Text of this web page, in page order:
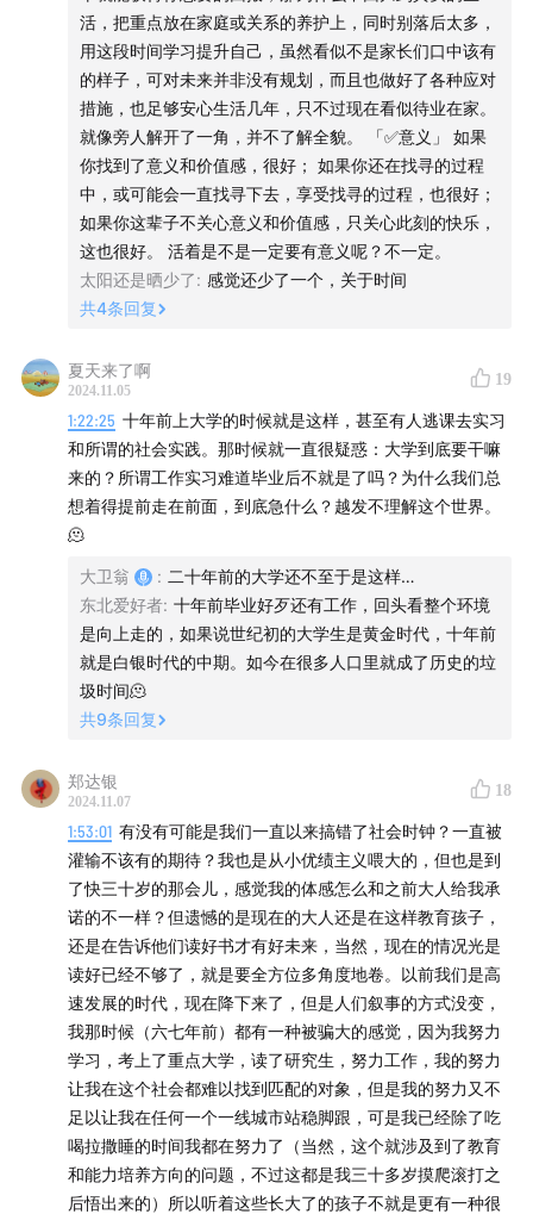
在今天，原来的叙事走不通了，无法寄希望于美好的未来，
帮助你克服艰难的当下。
当你大部分时候情绪化还不错时，并不会觉得这些幸福的瞬
间有那么特别。
「✅寻找幸福感」
1）底层逻辑
日本人和中国人的底层逻辑相似度远低于中国人和美国人。
耻文化：在有旁人看到的场合，有强烈的羞耻感，且必须紧
绷起来。我不麻烦你，你也别麻烦我。中国人讲究邻里互帮
互助。
匠人精神：做一件事情喜欢琢磨到最深的地方，在这个过程
用匠人的专注克服耻文化带来的约束感。
2）日本的昆虫社会和西方的动物社会
昆虫社会：把自己规定在某一个角色。
在西方语境下，谈论幸福感，谈论的是个人的成就、社会的
认可，不断向外索取（向外求）。是一种更积极，更向外，
更强调进取的幸福感。
喜不以己悲。
中国的年轻人，以比较灵活的姿态看待所谓东西方幸福感的
理解，保持开放的心态。
中国从理论上更接近欧美的动物社会，强调集体主义，更强
调自己的个性。
时代变迁很快，所谓东西方只是认识世界的一个模子而已。
「✅社会联系 - 幸福感」
社会联系和归属感对幸福感的重要性。
社会联系、社会信任，比如兴趣社团、找搭子，能促进提升
幸福感。
从一起约着踢足球、打篮球，到只要一个人就可以的健身，
是很大的变化。
保有选择的权利，独处 or 社会联系。
你有没有觉得自己被这个社会抛下？是否有归属于某一个群
体的归属感？
从15~20年，年轻人对社会的整体信任似乎在下降。
“世界是个草台班子”同样不是从天上掉下来的。不是突然变
成了这样，而是之前你没有注意到而已。
现在能获取到的信息越来越多，原来被覆盖住的真相拉开了
一角。问题在于你以为你看到的足够多，但这不又是事情的
全部真相。
活，把重点放在家庭或关系的养护上，同时别落后太多，
用这段时间学习提升自己，虽然看似不是家长们口中该有
的样子，可对未来并非没有规划，而且也做好了各种应对
措施，也足够安心生活几年，只不过现在看似待业在家。
就像旁人解开了一角，并不了解全貌。 「✅意义」 如果
你找到了意义和价值感，很好； 如果你还在找寻的过程
中，或可能会一直找寻下去，享受找寻的过程，也很好；
如果你这辈子不关心意义和价值感，只关心此刻的快乐，
这也很好。 活着是不是一定要有意义呢？不一定。
太阳还是晒少了: 感觉还少了一个，关于时间
共4条回复
夏天来了啊
2024.11.05
19
1:22:25 十年前上大学的时候就是这样，甚至有人逃课去实习
和所谓的社会实践。那时候就一直很疑惑：大学到底要干嘛
来的？所谓工作实习难道毕业后不就是了吗？为什么我们总
想着得提前走在前面，到底急什么？越发不理解这个世界。
🫠
大卫翁 : 二十年前的大学还不至于是这样…
东北爱好者: 十年前毕业好歹还有工作，回头看整个环境
是向上走的，如果说世纪初的大学生是黄金时代，十年前
就是白银时代的中期。如今在很多人口里就成了历史的垃
圾时间🫠
共9条回复
郑达银
2024.11.07
18
1:53:01 有没有可能是我们一直以来搞错了社会时钟？一直被
灌输不该有的期待？我也是从小优绩主义喂大的，但也是到
了快三十岁的那会儿，感觉我的体感怎么和之前大人给我承
诺的不一样？但遗憾的是现在的大人还是在这样教育孩子，
还是在告诉他们读好书才有好未来，当然，现在的情况光是
读好已经不够了，就是要全方位多角度地卷。以前我们是高
速发展的时代，现在降下来了，但是人们叙事的方式没变，
我那时候（六七年前）都有一种被骗大的感觉，因为我努力
学习，考上了重点大学，读了研究生，努力工作，我的努力
让我在这个社会都难以找到匹配的对象，但是我的努力又不
足以让我在任何一个一线城市站稳脚跟，可是我已经除了吃
喝拉撒睡的时间我都在努力了（当然，这个就涉及到了教育
和能力培养方向的问题，不过这都是我三十多岁摸爬滚打之
后悟出来的）所以听着这些长大了的孩子不就是更有一种很